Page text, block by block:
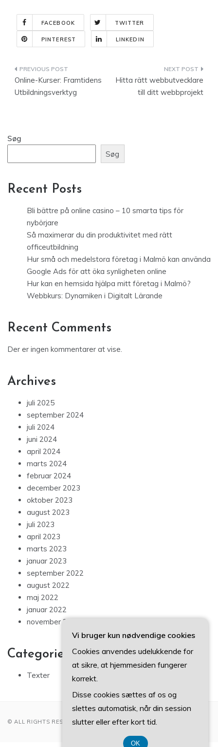
FACEBOOK TWITTER
PINTEREST LINKEDIN
Indlægsnavigation
Online-Kurser: Framtidens
Utbildningsverktyg
Hitta rätt webbutvecklare
till ditt webbprojekt
Søg
Søg
Recent Posts
Bli bättre på online casino – 10 smarta tips för
nybörjare
Så maximerar du din produktivitet med rätt
officeutbildning
Hur små och medelstora företag i Malmö kan använda
Google Ads för att öka synligheten online
Hur kan en hemsida hjälpa mitt företag i Malmö?
Webbkurs: Dynamiken i Digitalt Lärande
Recent Comments
Der er ingen kommentarer at vise.
Archives
juli 2025
september 2024
juli 2024
juni 2024
april 2024
marts 2024
februar 2024
december 2023
oktober 2023
august 2023
juli 2023
april 2023
marts 2023
januar 2023
september 2022
august 2022
maj 2022
januar 2022
november 2021
Categories
Texter
© ALL RIGHTS RESERVED 2022
Vi bruger kun nødvendige cookies
Cookies anvendes udelukkende for
at sikre, at hjemmesiden fungerer
korrekt.
Disse cookies sættes af os og
slettes automatisk, når din session
slutter eller efter kort tid.
OK